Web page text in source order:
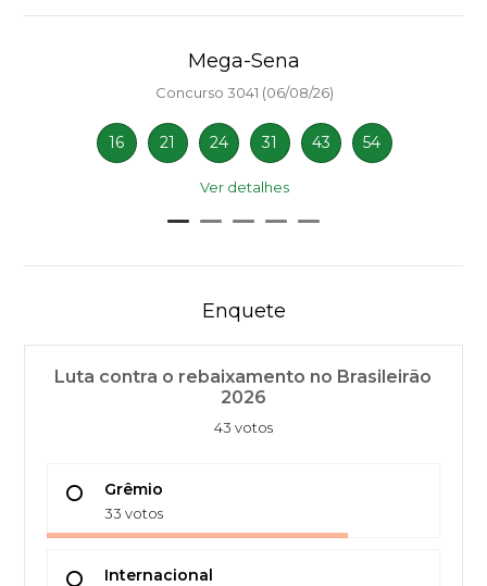
Mega-Sena
Concurso 3041 (06/08/26)
16 21 24 31 43 54
Ver detalhes
Enquete
Luta contra o rebaixamento no Brasileirão
2026
43 votos
Grêmio
33 votos
Internacional